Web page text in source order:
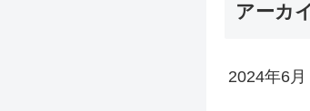
アーカ
2024年6月